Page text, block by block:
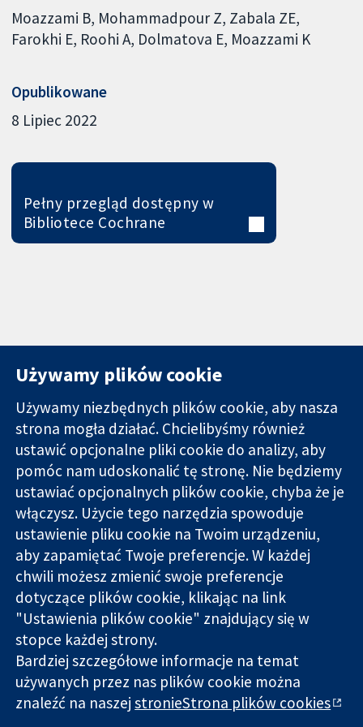
Moazzami B Mohammadpour Z Zabala ZE
Farokhi E Roohi A Dolmatova E Moazzami K
Opublikowane
8 Lipiec 2022
Pełny przegląd dostępny w
Bibliotece Cochrane
Wiarygodne dane
naukowe.
Świadome
decyzje.
Lepsze zdrowie.
11-13 Cavendish
Square
Londyn
W1G 0AN
Wielka Brytania
Kontakt
Nowości
Biuro
prasowe
O nas
Praca
Cochrane
Library
Cochrane Collaboration to organizacja charytatywna (nr
1045921) i spółka z ograniczoną odpowiedzialnością (nr
03044323) zarejestrowana w Anglii i Walii. Numer rejestracyjny
VAT GB 718
Copyright © 2026 The Cochrane Collaboration
Używamy plików cookie
Używamy niezbędnych plików cookie, aby nasza
strona mogła działać. Chcielibyśmy również
ustawić opcjonalne pliki cookie do analizy, aby
pomóc nam udoskonalić tę stronę. Nie będziemy
ustawiać opcjonalnych plików cookie, chyba że je
włączysz. Użycie tego narzędzia spowoduje
ustawienie pliku cookie na Twoim urządzeniu,
aby zapamiętać Twoje preferencje. W każdej
chwili możesz zmienić swoje preferencje
dotyczące plików cookie, klikając na link
"Ustawienia plików cookie" znajdujący się w
stopce każdej strony.
Bardziej szczegółowe informacje na temat
używanych przez nas plików cookie można
znaleźć na naszejstronieStrona plików cookies